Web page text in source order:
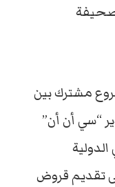
صحيفة
مشترك بين
“سي أن أن”
تقديم قروض